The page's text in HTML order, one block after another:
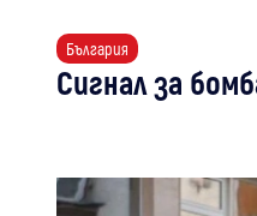
България
Сигнал за